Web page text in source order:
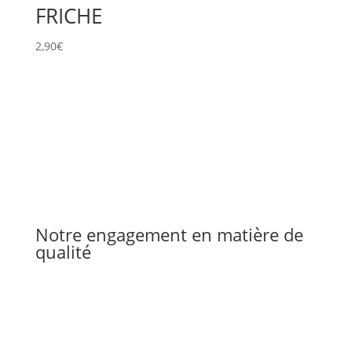
FRICHE
2,90€
Notre engagement en matière de
qualité